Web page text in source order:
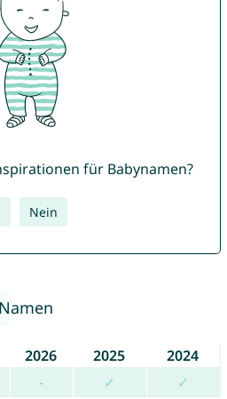
für Babynamen?
Nein
2026 2025
2024
- ✓ ✓